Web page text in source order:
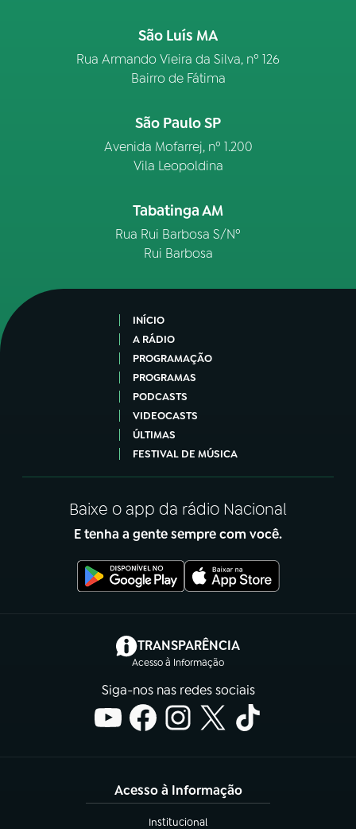
São Luís MA
Rua Armando Vieira da Silva, nº 126
Bairro de Fátima
São Paulo SP
Avenida Mofarrej, nº 1.200
Vila Leopoldina
Tabatinga AM
Rua Rui Barbosa S/Nº
Rui Barbosa
INÍCIO
A RÁDIO
PROGRAMAÇÃO
PROGRAMAS
PODCASTS
VIDEOCASTS
ÚLTIMAS
FESTIVAL DE MÚSICA
Baixe o app da rádio Nacional
E tenha a gente sempre com você.
TRANSPARÊNCIA
Acesso à Informação
(abre em nova aba)
Siga-nos nas redes sociais
Acesso à Informação
Institucional